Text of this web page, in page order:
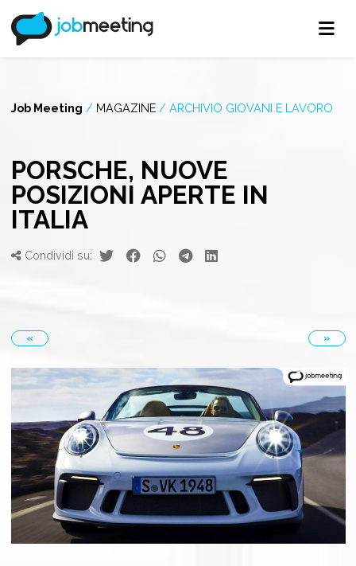
Job Meeting / MAGAZINE / ARCHIVIO GIOVANI E LAVORO
PORSCHE, NUOVE
POSIZIONI APERTE IN
ITALIA
Condividi su:
« »